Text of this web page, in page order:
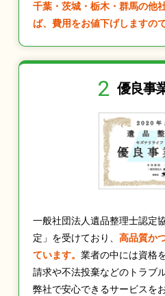
千葉・茨城・栃木・群馬の他
ば、費用をお値下げしますの
2 優良事
一般社団法人遺品整理士認定
定」を受けており、 高品質か
ています。 業者の中には資格
請求や不法投棄などのトラブ
弊社で安心できるサービスを